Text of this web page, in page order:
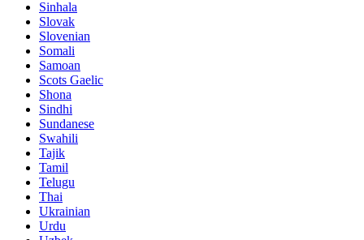
Sinhala
Slovak
Slovenian
Somali
Samoan
Scots Gaelic
Shona
Sindhi
Sundanese
Swahili
Tajik
Tamil
Telugu
Thai
Ukrainian
Urdu